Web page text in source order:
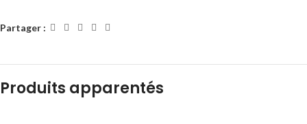
Partager :
Produits apparentés